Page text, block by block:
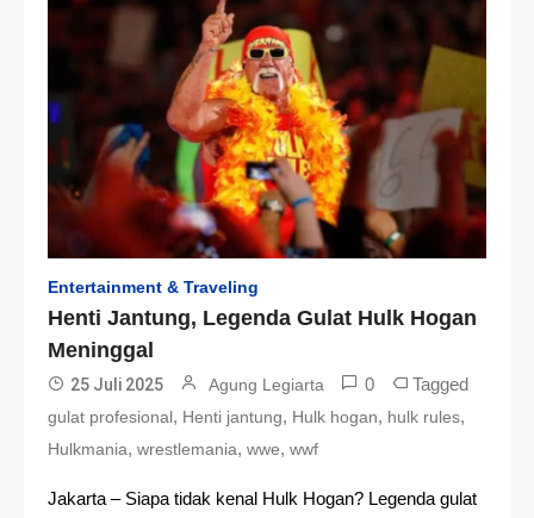
Entertainment & Traveling
Henti Jantung, Legenda Gulat Hulk Hogan
Meninggal
25 Juli 2025 Agung Legiarta 0 Tagged
gulat profesional, Henti jantung, Hulk hogan, hulk rules,
Hulkmania, wrestlemania, wwe, wwf
Jakarta – Siapa tidak kenal Hulk Hogan? Legenda gulat